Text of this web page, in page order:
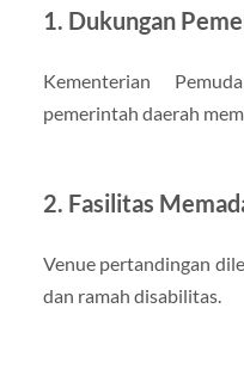
1. Dukungan
Kementerian
pemerintah daerah
2. Fasilitas
Venue pertandingan
dan ramah disabilitas.